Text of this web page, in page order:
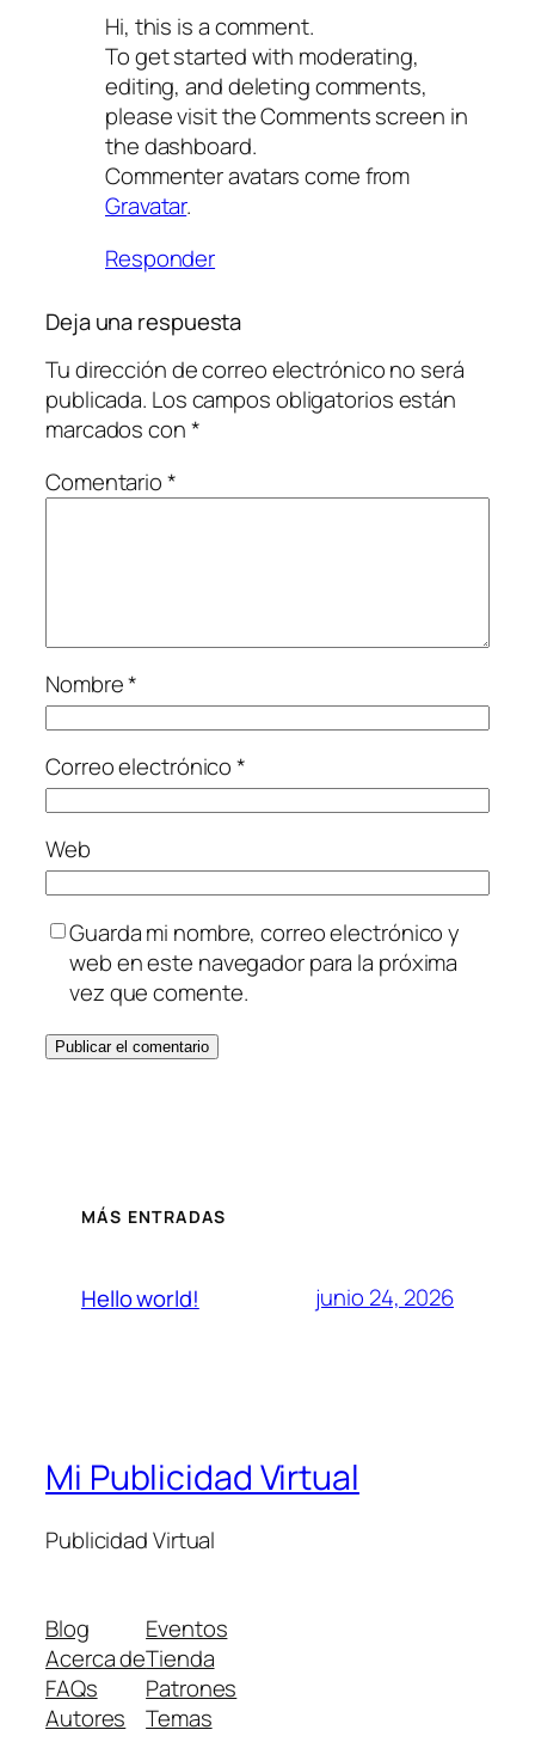
Hi, this is a comment.
To get started with moderating,
editing, and deleting comments,
please visit the Comments screen in
the dashboard.
Commenter avatars come from
Gravatar.
Responder
Deja una respuesta
Tu dirección de correo electrónico no será
publicada. Los campos obligatorios están
marcados con*
Comentario*
Nombre*
Correo electrónico*
Web
Guarda mi nombre, correo electrónico y
web en este navegador para la próxima
vez que comente.
MÁS ENTRADAS
Hello world! junio 24, 2026
Mi Publicidad Virtual
Publicidad Virtual
Blog
Acerca de
FAQs
Autores
Eventos
Tienda
Patrones
Temas